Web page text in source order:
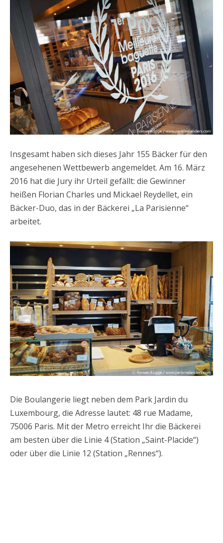
Insgesamt haben sich dieses Jahr 155 Bäcker für den
angesehenen Wettbewerb angemeldet. Am 16. März
2016 hat die Jury ihr Urteil gefällt: die Gewinner
heißen Florian Charles und Mickael Reydellet, ein
Bäcker-Duo, das in der Bäckerei „La Parisienne“
arbeitet.
Die Boulangerie liegt neben dem Park Jardin du
Luxembourg, die Adresse lautet: 48 rue Madame,
75006 Paris. Mit der Metro erreicht Ihr die Bäckerei
am besten über die Linie 4 (Station „Saint-Placide“)
oder über die Linie 12 (Station „Rennes“).